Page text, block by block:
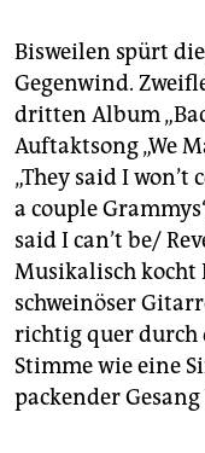
Bisweilen spürt
Gegenwind.
dritten Album
Auftaktsong „We
„They said I
a couple
said I can’t be/
Musikalisch kocht
schweinöser
richtig quer durch
Stimme wie eine
packender